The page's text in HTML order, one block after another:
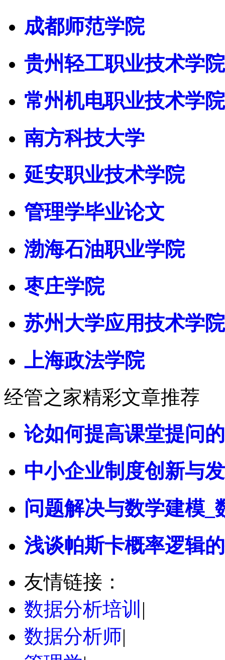
成都师范学院
贵州轻工职业技术学院
常州机电职业技术学院
南方科技大学
延安职业技术学院
管理学毕业论文
渤海石油职业学院
枣庄学院
苏州大学应用技术学院
上海政法学院
经管之家精彩文章推荐
论如何提高课堂提问
中小企业制度创新与
问题解决与数学建模_
浅谈帕斯卡概率逻辑
友情链接：
数据分析培训 |
数据分析师|